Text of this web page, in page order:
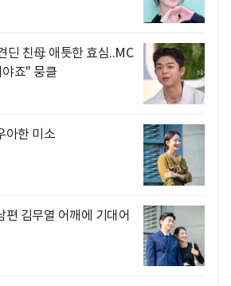
딘 친母 애틋한 효심..MC
죠" 뭉클
아한 미소
편 김무열 어깨에 기대어